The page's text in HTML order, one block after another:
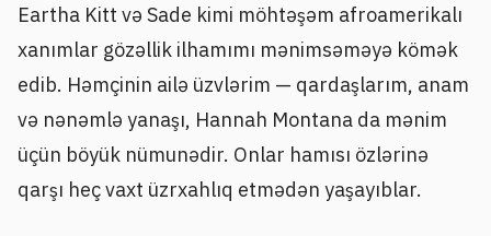
Eartha Kitt və Sade kimi möhtəşəm afroamerikalı
xanımlar gözəllik ilhamımı mənimsəməyə kömək
edib. Həmçinin ailə üzvlərim — qardaşlarım, anam
və nənəmlə yanaşı, Hannah Montana da mənim
üçün böyük nümunədir. Onlar hamısı özlərinə
qarşı heç vaxt üzrxahlıq etmədən yaşayıblar.